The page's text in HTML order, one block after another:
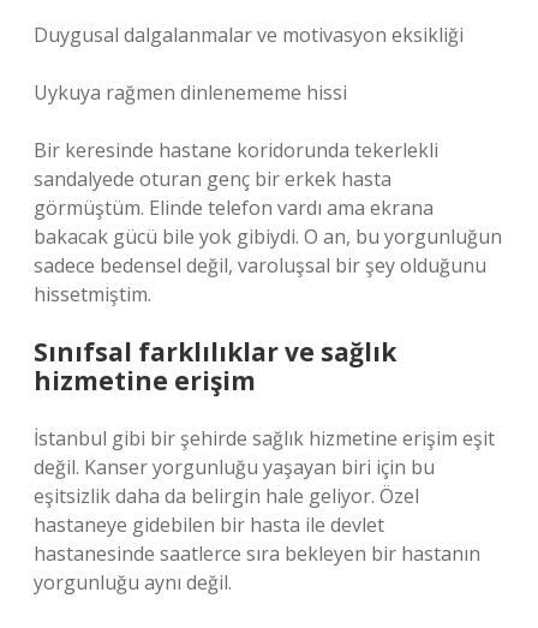
Duygusal dalgalanmalar ve motivasyon eksikliği
Uykuya rağmen dinlenememe hissi
Bir keresinde hastane koridorunda tekerlekli
sandalyede oturan genç bir erkek hasta
görmüştüm. Elinde telefon vardı ama ekrana
bakacak gücü bile yok gibiydi. O an, bu yorgunluğun
sadece bedensel değil, varoluşsal bir şey olduğunu
hissetmiştim.
Sınıfsal farklılıklar ve sağlık
hizmetine erişim
İstanbul gibi bir şehirde sağlık hizmetine erişim eşit
değil. Kanser yorgunluğu yaşayan biri için bu
eşitsizlik daha da belirgin hale geliyor. Özel
hastaneye gidebilen bir hasta ile devlet
hastanesinde saatlerce sıra bekleyen bir hastanın
yorgunluğu aynı değil.